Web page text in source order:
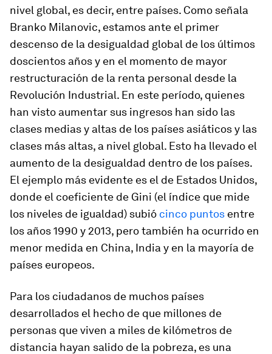
nivel global, es decir, entre países. Como señala
Branko Milanovic, estamos ante el primer
descenso de la desigualdad global de los últimos
doscientos años y en el momento de mayor
restructuración de la renta personal desde la
Revolución Industrial. En este período, quienes
han visto aumentar sus ingresos han sido las
clases medias y altas de los países asiáticos y las
clases más altas, a nivel global. Esto ha llevado el
aumento de la desigualdad dentro de los países.
El ejemplo más evidente es el de Estados Unidos,
donde el coeficiente de Gini (el índice que mide
los niveles de igualdad) subió cinco puntos entre
los años 1990 y 2013, pero también ha ocurrido en
menor medida en China, India y en la mayoría de
países europeos.
Para los ciudadanos de muchos países
desarrollados el hecho de que millones de
personas que viven a miles de kilómetros de
distancia hayan salido de la pobreza, es una